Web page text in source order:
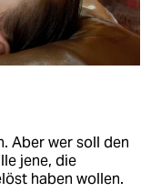
Aber wer soll den
jene, die
haben wollen.